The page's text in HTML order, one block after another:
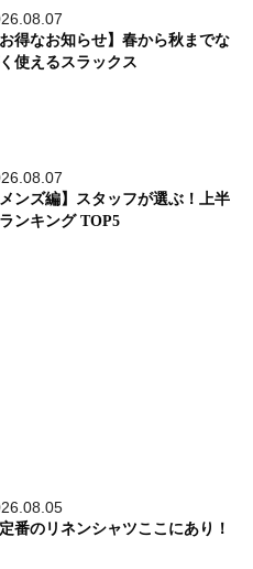
お得なお知らせ】春から秋までな
使えるスラックス
メンズ編】スタッフが選ぶ！上半
ンキング TOP5
番のリネンシャツここにあり！